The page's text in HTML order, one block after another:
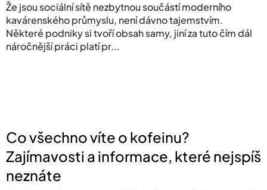
Že jsou sociální sítě nezbytnou součástí moderního
kavárenského průmyslu, není dávno tajemstvím.
Některé podniky si tvoří obsah samy, jiní za tuto čím dál
náročnější práci platí pr...
Co všechno víte o kofeinu?
Zajímavosti a informace, které nejspíš
neznáte